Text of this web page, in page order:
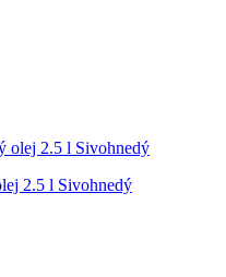
2.5 l Sivohnedý